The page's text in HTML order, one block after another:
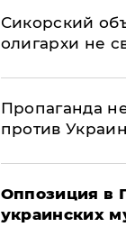
Сикорский
олигархи не
​Пропаганда
против
Оппозиция в
украинских